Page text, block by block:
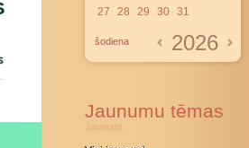
27
28 29 30 31
šodiena 2026
Jaunumu tēmas
Jaunumi: